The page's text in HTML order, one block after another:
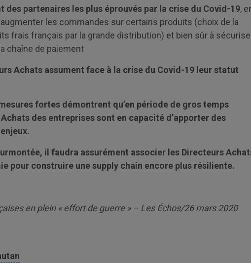
des partenaires les plus éprouvés par la crise du Covid-19,
les commandes sur certains produits (choix de la
frais français par la grande distribution) et bien sûr à
chaîne de paiement
Achats assument face à la crise du Covid-19 leur statut
fortes démontrent qu’en période de gros temps
des entreprises sont en capacité d’apporter des
il faudra assurément associer les Directeurs
pour construire une supply chain encore plus résiliente.
en plein « effort de guerre » – Les Échos/26 mars 2020